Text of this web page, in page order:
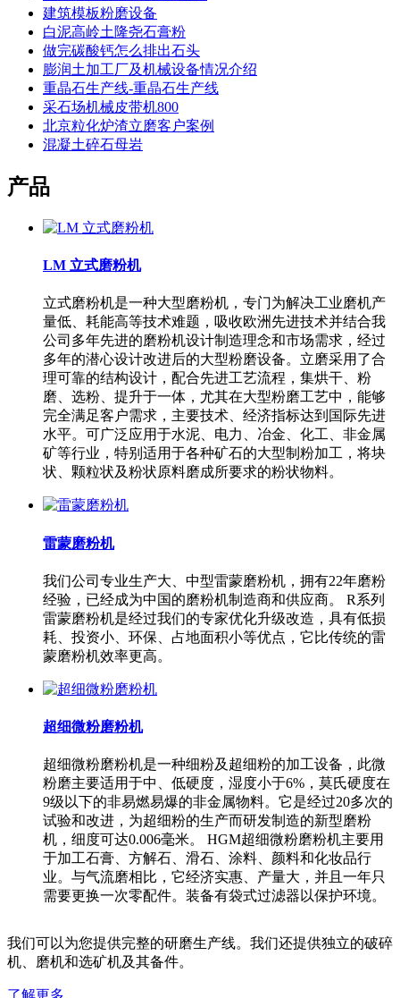
建筑模板粉磨设备
白泥高岭土隆尧石膏粉
做完碳酸钙怎么排出石头
膨润土加工厂及机械设备情况介绍
重晶石生产线-重晶石生产线
采石场机械皮带机800
北京粒化炉渣立磨客户案例
混凝土碎石母岩
产品
LM 立式磨粉机
立式磨粉机是一种大型磨粉机，专门为解决工业磨机产
量低、耗能高等技术难题，吸收欧洲先进技术并结合我
公司多年先进的磨粉机设计制造理念和市场需求，经过
多年的潜心设计改进后的大型粉磨设备。立磨采用了合
理可靠的结构设计，配合先进工艺流程，集烘干、粉
磨、选粉、提升于一体，尤其在大型粉磨工艺中，能够
完全满足客户需求，主要技术、经济指标达到国际先进
水平。可广泛应用于水泥、电力、冶金、化工、非金属
矿等行业，特别适用于各种矿石的大型制粉加工，将块
状、颗粒状及粉状原料磨成所要求的粉状物料。
雷蒙磨粉机
我们公司专业生产大、中型雷蒙磨粉机，拥有22年磨粉
经验，已经成为中国的磨粉机制造商和供应商。 R系列
雷蒙磨粉机是经过我们的专家优化升级改造，具有低损
耗、投资小、环保、占地面积小等优点，它比传统的雷
蒙磨粉机效率更高。
超细微粉磨粉机
超细微粉磨粉机是一种细粉及超细粉的加工设备，此微
粉磨主要适用于中、低硬度，湿度小于6%，莫氏硬度在
9级以下的非易燃易爆的非金属物料。它是经过20多次的
试验和改进，为超细粉的生产而研发制造的新型磨粉
机，细度可达0.006毫米。 HGM超细微粉磨粉机主要用
于加工石膏、方解石、滑石、涂料、颜料和化妆品行
业。与气流磨相比，它经济实惠、产量大，并且一年只
需要更换一次零配件。装备有袋式过滤器以保护环境。
我们可以为您提供完整的研磨生产线。我们还提供独立的破碎
机、磨机和选矿机及其备件。